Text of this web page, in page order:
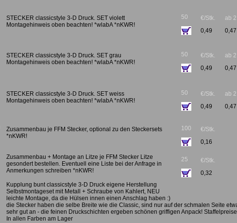
STECKER classicstyle 3-D Druck. SET violett
Montagehinweis oben beachten! *wlabA *nKWR!
50
€/Stk.
0,49
ab 2
0,47
STECKER classicstyle 3-D Druck. SET grau
Montagehinweis oben beachten! *wlabA *nKWR!
50
€/Stk.
0,49
ab 2
0,47
STECKER classicstyle 3-D Druck. SET weiss
Montagehinweis oben beachten! *wlabA *nKWR!
50
€/Stk.
0,49
ab 2
0,47
Zusammenbau je FFM Stecker, optional zu den Steckersets
*nKWR!
100
€/Stk.
0,16
Zusammenbau + Montage an Litze je FFM Stecker Litze
gesondert bestellen. Eventuell eine Liste bei der Anfrage in
Anmerkungen schreiben *nKWR!
25
€/Stk.
0,32
Kupplung bunt classicstyle 3-D Druck eigene Herstellung
Selbstmontageset mit Metall + Schraube von Kahlert, NEU
leichte Montage, da die Hülsen innen einen Anschlag haben :)
die Stecker haben die selbe Breite wie die Classic, sind nur auf der schmalen Seite
sehr gut an - die feinen Druckschichten ergeben schönen griffigen Anpack!
In allen Farben am Lager